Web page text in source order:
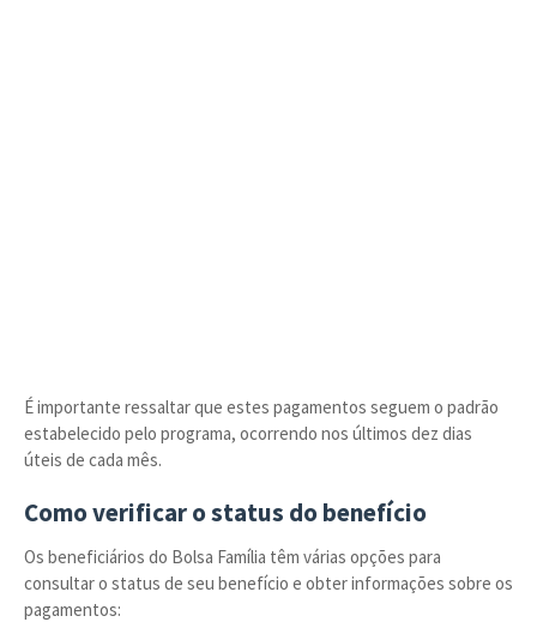
É importante ressaltar que estes pagamentos seguem o padrão
estabelecido pelo programa, ocorrendo nos últimos dez dias
úteis de cada mês.
Como verificar o status do benefício
Os beneficiários do Bolsa Família têm várias opções para
consultar o status de seu benefício e obter informações sobre os
pagamentos: